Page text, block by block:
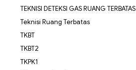
TEKNISI DETEKSI GAS RUANG TERBATAS
Teknisi Ruang Terbatas
TKBT
TKBT2
TKPK1